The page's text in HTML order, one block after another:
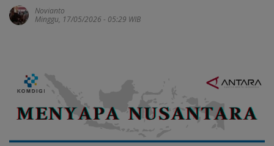
Novianto
Minggu, 17/05/2026 - 05:29 WIB